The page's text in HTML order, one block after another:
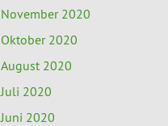
November 2020
Oktober 2020
August 2020
Juli 2020
Juni 2020